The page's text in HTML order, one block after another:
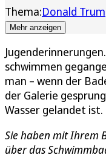
Thema:Donald
Mehr anzeigen
schwimmen
man – wenn der
der Galerie
Wasser gelandet ist.
Sie haben mit Ihrem
über das